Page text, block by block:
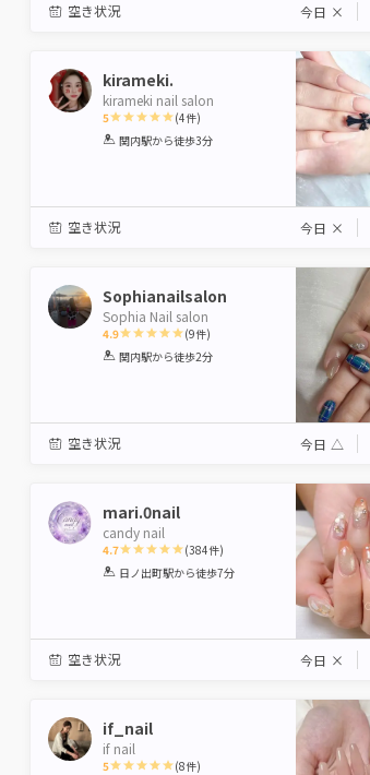
空き状況 今日 ×
kirameki.
kirameki nail salon
5
1 2 3 4 5
(4件)
関内駅から徒歩3分
空き状況 今日 ×
Sophianailsalon
Sophia Nail salon
4.9
1 2 3 4 5
(9件)
関内駅から徒歩2分
空き状況 今日 △
mari.0nail
candy nail
4.7
1 2 3 4 5
(384件)
日ノ出町駅から徒歩7分
空き状況 今日 ×
if_nail
if nail
5 (8件)